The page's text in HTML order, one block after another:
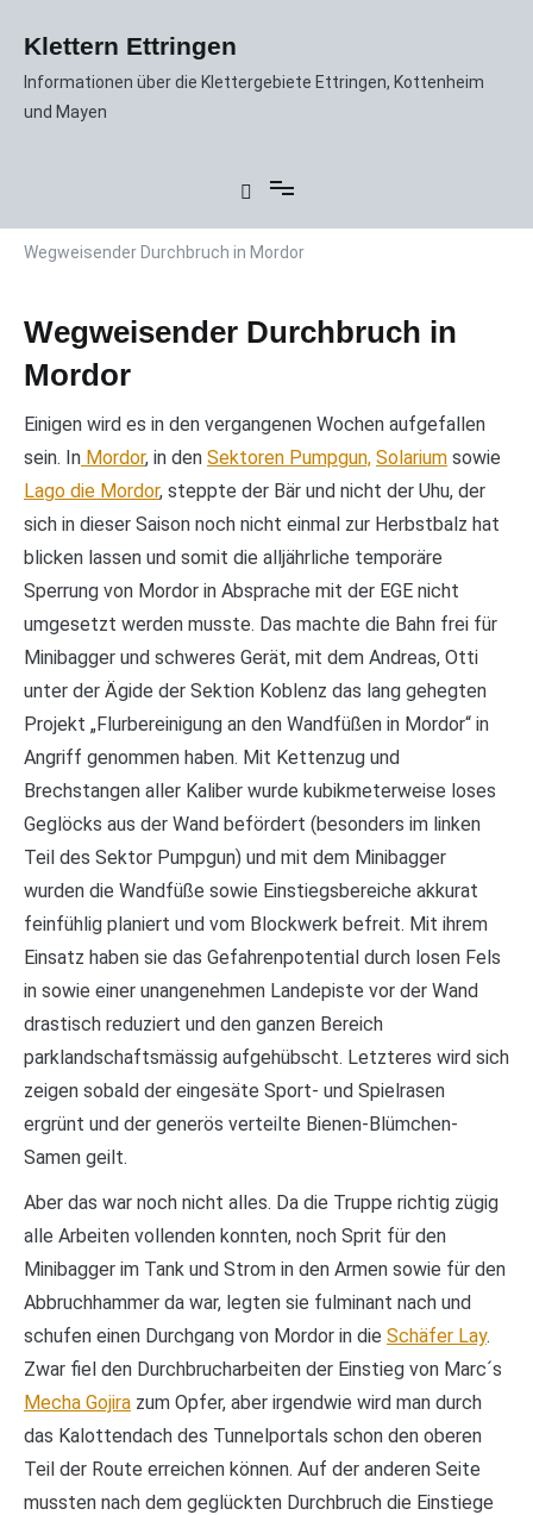
Inhalt
springen
Klettern Ettringen
Informationen über die Klettergebiete Ettringen, Kottenheim
und Mayen
Wegweisender Durchbruch in Mordor
Wegweisender Durchbruch in
Mordor
Einigen wird es in den vergangenen Wochen aufgefallen
sein. In Mordor, in den Sektoren Pumpgun, Solarium sowie
Lago die Mordor, steppte der Bär und nicht der Uhu, der
sich in dieser Saison noch nicht einmal zur Herbstbalz hat
blicken lassen und somit die alljährliche temporäre
Sperrung von Mordor in Absprache mit der EGE nicht
umgesetzt werden musste. Das machte die Bahn frei für
Minibagger und schweres Gerät, mit dem Andreas, Otti
unter der Ägide der Sektion Koblenz das lang gehegten
Projekt „Flurbereinigung an den Wandfüßen in Mordor“ in
Angriff genommen haben. Mit Kettenzug und
Brechstangen aller Kaliber wurde kubikmeterweise loses
Geglöcks aus der Wand befördert (besonders im linken
Teil des Sektor Pumpgun) und mit dem Minibagger
wurden die Wandfüße sowie Einstiegsbereiche akkurat
feinfühlig planiert und vom Blockwerk befreit. Mit ihrem
Einsatz haben sie das Gefahrenpotential durch losen Fels
in sowie einer unangenehmen Landepiste vor der Wand
drastisch reduziert und den ganzen Bereich
parklandschaftsmässig aufgehübscht. Letzteres wird sich
zeigen sobald der eingesäte Sport- und Spielrasen
ergrünt und der generös verteilte Bienen-Blümchen-
Samen geilt.
Aber das war noch nicht alles. Da die Truppe richtig zügig
alle Arbeiten vollenden konnten, noch Sprit für den
Minibagger im Tank und Strom in den Armen sowie für den
Abbruchhammer da war, legten sie fulminant nach und
schufen einen Durchgang von Mordor in die Schäfer Lay.
Zwar fiel den Durchbrucharbeiten der Einstieg von Marc´s
Mecha Gojira zum Opfer, aber irgendwie wird man durch
das Kalottendach des Tunnelportals schon den oberen
Teil der Route erreichen können. Auf der anderen Seite
mussten nach dem geglückten Durchbruch die Einstiege